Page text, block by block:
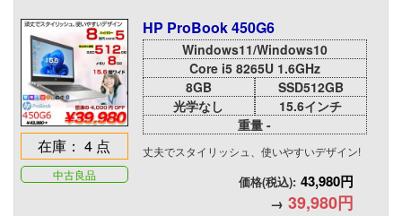
在庫： 4 点
中古良品
HP ProBook 450G6
Windows11/Windows10
Core i5 8265U 1.6GHz
8GB
SSD512GB
光学なし
15.6インチ
重量 -
丈夫でスタイリッシュ、使いやすいデザイン!
価格(税込): 43,980円
→ 39,980円